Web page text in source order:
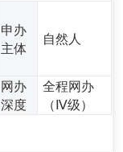
申办
主体
自然人
网办
深度
全程网办
（Ⅳ级）